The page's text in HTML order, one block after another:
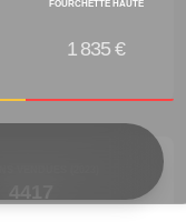
FOURCHETTE HAUTE
1 835 €